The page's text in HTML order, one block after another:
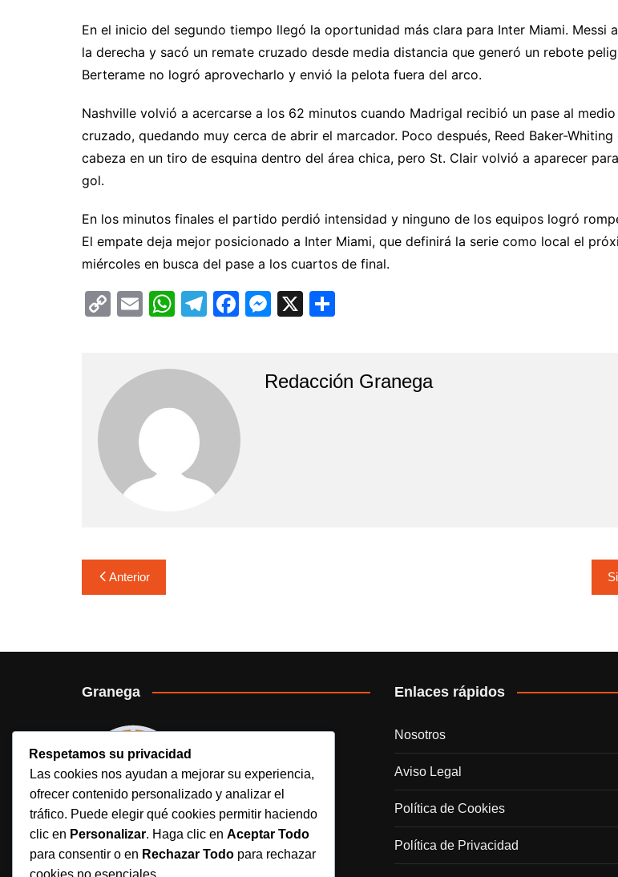
En el inicio del segundo tiempo llegó la oportunidad más clara para Inter Miami. Messi
la derecha y sacó un remate cruzado desde media distancia que generó un rebote
Berterame no logró aprovecharlo y envió la pelota fuera del arco.
Nashville volvió a acercarse a los 62 minutos cuando Madrigal recibió un pase al
cruzado, quedando muy cerca de abrir el marcador. Poco después, Reed Baker-Whiting
cabeza en un tiro de esquina dentro del área chica, pero St. Clair volvió a aparecer
gol.
En los minutos finales el partido perdió intensidad y ninguno de los equipos logró
El empate deja mejor posicionado a Inter Miami, que definirá la serie como local el
miércoles en busca del pase a los cuartos de final.
C
y
Li
E
l
W
s
A
T
gr
F
o
o
M
s
X
p
Redacción Granega
Navegación
de
Anterior
Granega
Granega es un medio deportivo digital
Enlaces rápidos
Nosotros
Aviso Legal
Política de Cookies
Política de Privacidad
Respetamos su privacidad
Las cookies nos ayudan a mejorar su experiencia,
ofrecer contenido personalizado y analizar el
tráfico. Puede elegir qué cookies permitir haciendo
clic en Personalizar. Haga clic en Aceptar Todo
para consentir o en Rechazar Todo para rechazar